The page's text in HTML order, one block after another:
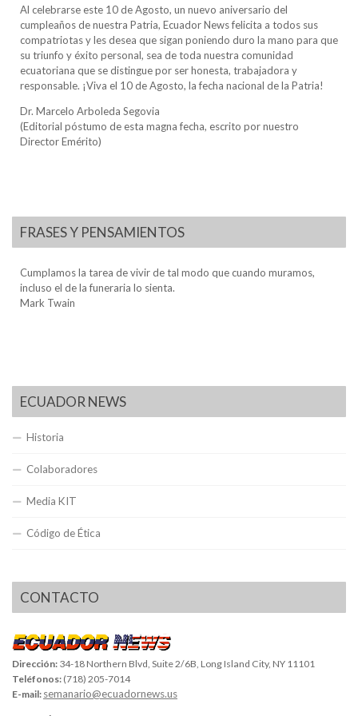
Al celebrarse este 10 de Agosto, un nuevo aniversario del
cumpleaños de nuestra Patria, Ecuador News felicita a todos sus
compatriotas y les desea que sigan poniendo duro la mano para que
su triunfo y éxito personal, sea de toda nuestra comunidad
ecuatoriana que se distingue por ser honesta, trabajadora y
responsable. ¡Viva el 10 de Agosto, la fecha nacional de la Patria!
Dr. Marcelo Arboleda Segovia
(Editorial póstumo de esta magna fecha, escrito por nuestro
Director Emérito)
FRASES Y PENSAMIENTOS
Cumplamos la tarea de vivir de tal modo que cuando muramos,
incluso el de la funeraria lo sienta.
Mark Twain
ECUADOR NEWS
Historia
Colaboradores
Media KIT
Código de Ética
CONTACTO
Dirección: 34-18 Northern Blvd, Suite 2/6B, Long Island City, NY 11101
Teléfonos: (718) 205-7014
E-mail: semanario@ecuadornews.us